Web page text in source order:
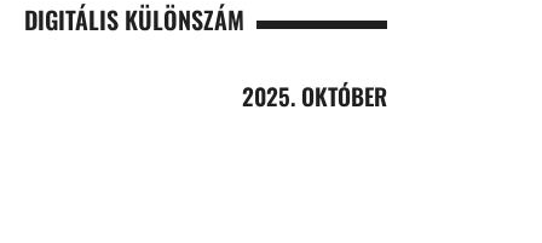
DIGITÁLIS KÜLÖNSZÁM
2025. OKTÓBER